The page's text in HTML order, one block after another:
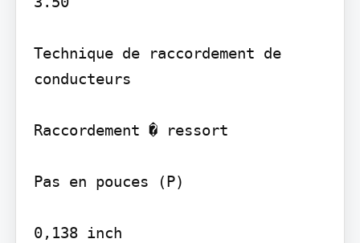
Technique de raccordement de
conducteurs
Raccordement � ressort
Pas en pouces (P)
0,138 inch